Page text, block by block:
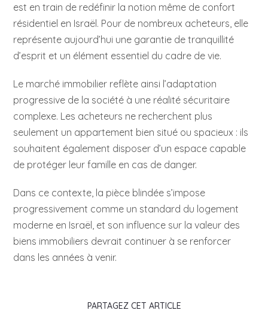
est en train de redéfinir la notion même de confort
résidentiel en Israël. Pour de nombreux acheteurs, elle
représente aujourd’hui une garantie de tranquillité
d’esprit et un élément essentiel du cadre de vie.
Le marché immobilier reflète ainsi l’adaptation
progressive de la société à une réalité sécuritaire
complexe. Les acheteurs ne recherchent plus
seulement un appartement bien situé ou spacieux : ils
souhaitent également disposer d’un espace capable
de protéger leur famille en cas de danger.
Dans ce contexte, la pièce blindée s’impose
progressivement comme un standard du logement
moderne en Israël, et son influence sur la valeur des
biens immobiliers devrait continuer à se renforcer
dans les années à venir.
PARTAGEZ CET ARTICLE